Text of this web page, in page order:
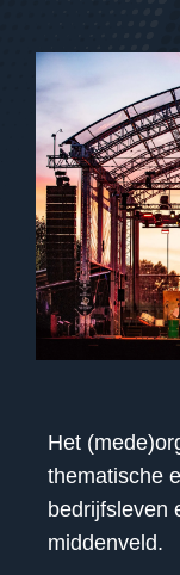
Het
thematische
bedrijfsleven
middenveld.